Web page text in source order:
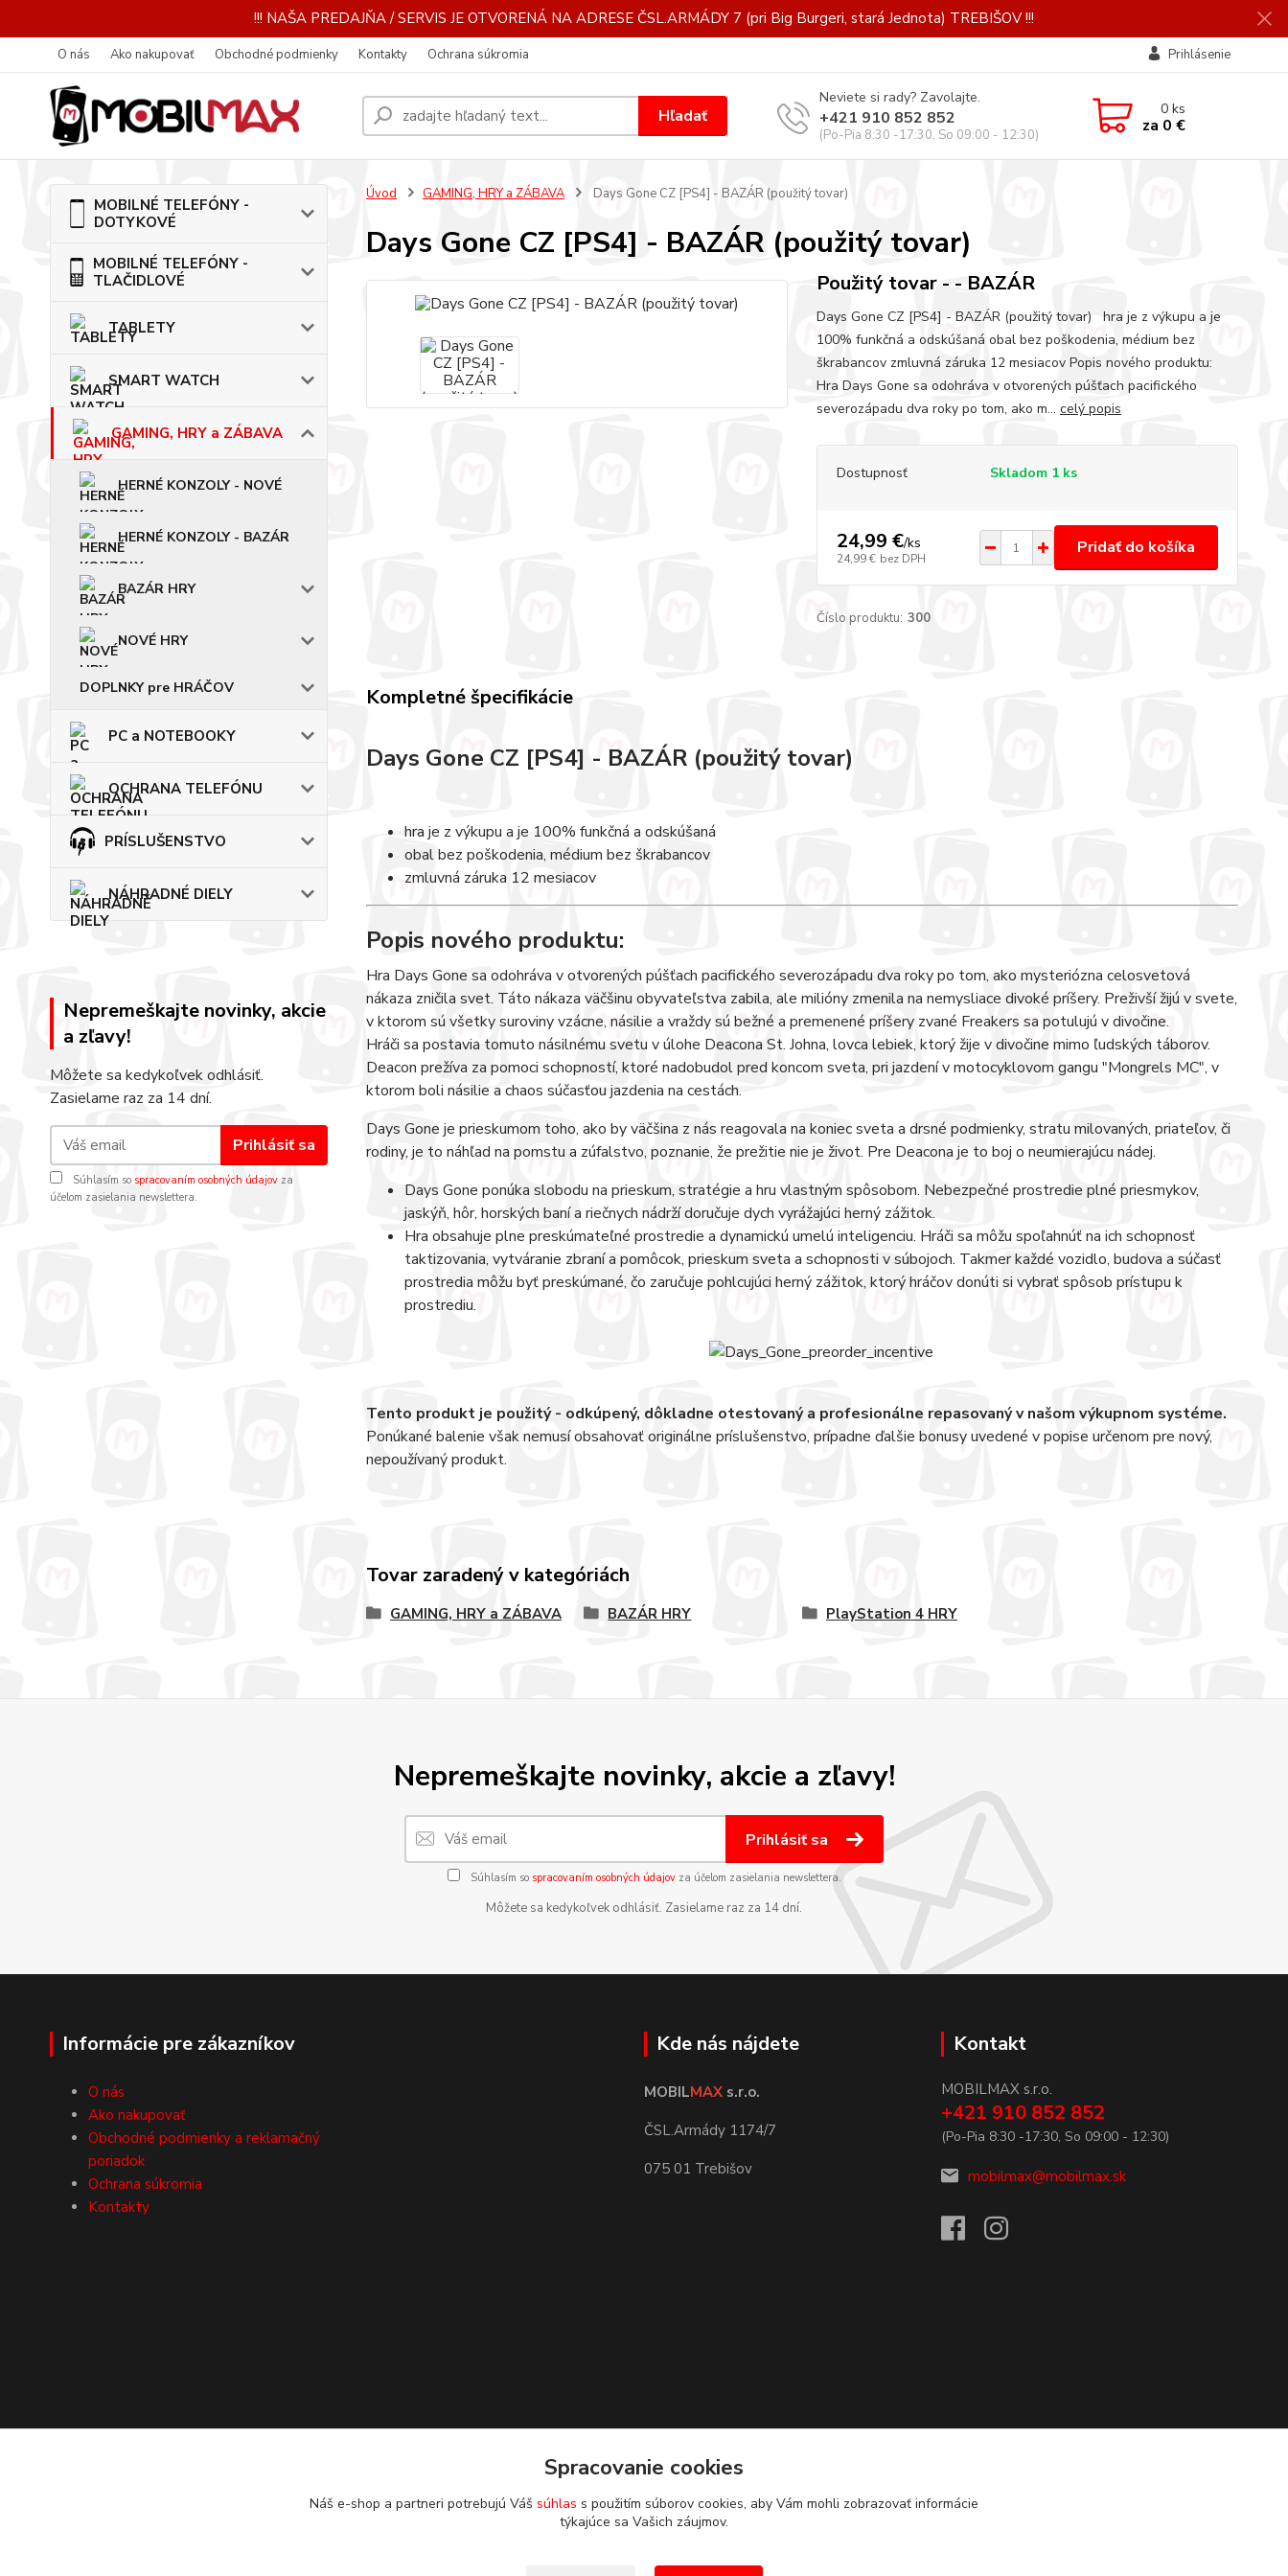
!!! NAŠA PREDAJŇA / SERVIS JE OTVORENÁ NA ADRESE ČSL.ARMÁDY 7 (pri Big Burgeri, stará Jednota) TREBIŠOV !!!
O nás Ako nakupovať Obchodné podmienky Kontakty Ochrana súkromia Prihlásenie
Hľadať
Neviete si rady? Zavolajte.
+421 910 852 852
(Po-Pia 8:30 -17:30, So 09:00 - 12:30)
0ks
za 0 €
MOBILNÉ TELEFÓNY -
DOTYKOVÉ
MOBILNÉ TELEFÓNY -
TLAČIDLOVÉ
TABLETY
SMART WATCH
GAMING, HRY a ZÁBAVA
HERNÉ KONZOLY - NOVÉ
HERNÉ KONZOLY - BAZÁR
BAZÁR HRY
NOVÉ HRY
DOPLNKY pre HRÁČOV
PC a NOTEBOOKY
OCHRANA TELEFÓNU
PRÍSLUŠENSTVO
NÁHRADNÉ DIELY
Nepremeškajte novinky, akcie
a zľavy!
Môžete sa kedykoľvek odhlásiť.
Zasielame raz za 14 dní.
Prihlásiť sa
Súhlasím so spracovaním osobných údajov za
účelom zasielania newslettera.
Úvod GAMING, HRY a ZÁBAVA Days Gone CZ [PS4] - BAZÁR (použitý tovar)
Days Gone CZ [PS4] - BAZÁR (použitý tovar)
Použitý tovar - - BAZÁR
Days Gone CZ [PS4] - BAZÁR (použitý tovar) hra je z výkupu a je
100% funkčná a odskúšaná obal bez poškodenia, médium bez
škrabancov zmluvná záruka 12 mesiacov Popis nového produktu:
Hra Days Gone sa odohráva v otvorených púšťach pacifického
severozápadu dva roky po tom, ako m... celý popis
Dostupnosť Skladom 1 ks
24,99 €/ks
24,99 € bez DPH
Pridať do košíka
Číslo produktu: 300
Kompletné špecifikácie
Days Gone CZ [PS4] - BAZÁR (použitý tovar)
hra je z výkupu a je 100% funkčná a odskúšaná
obal bez poškodenia, médium bez škrabancov
zmluvná záruka 12 mesiacov
Popis nového produktu:
Hra Days Gone sa odohráva v otvorených púšťach pacifického severozápadu dva roky po tom, ako mysteriózna celosvetová
nákaza zničila svet. Táto nákaza väčšinu obyvateľstva zabila, ale milióny zmenila na nemysliace divoké príšery. Preživší žijú v svete,
v ktorom sú všetky suroviny vzácne, násilie a vraždy sú bežné a premenené príšery zvané Freakers sa potulujú v divočine.
Hráči sa postavia tomuto násilnému svetu v úlohe Deacona St. Johna, lovca lebiek, ktorý žije v divočine mimo ľudských táborov.
Deacon prežíva za pomoci schopností, ktoré nadobudol pred koncom sveta, pri jazdení v motocyklovom gangu "Mongrels MC", v
ktorom boli násilie a chaos súčasťou jazdenia na cestách.
Days Gone je prieskumom toho, ako by väčšina z nás reagovala na koniec sveta a drsné podmienky, stratu milovaných, priateľov, či
rodiny, je to náhľad na pomstu a zúfalstvo, poznanie, že prežitie nie je život. Pre Deacona je to boj o neumierajúcu nádej.
Days Gone ponúka slobodu na prieskum, stratégie a hru vlastným spôsobom. Nebezpečné prostredie plné priesmykov,
jaskýň, hôr, horských baní a riečnych nádrží doručuje dych vyrážajúci herný zážitok.
Hra obsahuje plne preskúmateľné prostredie a dynamickú umelú inteligenciu. Hráči sa môžu spoľahnúť na ich schopnosť
taktizovania, vytváranie zbraní a pomôcok, prieskum sveta a schopnosti v súbojoch. Takmer každé vozidlo, budova a súčasť
prostredia môžu byť preskúmané, čo zaručuje pohlcujúci herný zážitok, ktorý hráčov donúti si vybrať spôsob prístupu k
prostrediu.
Tento produkt je použitý - odkúpený, dôkladne otestovaný a profesionálne repasovaný v našom výkupnom systéme.
Ponúkané balenie však nemusí obsahovať originálne príslušenstvo, prípadne ďalšie bonusy uvedené v popise určenom pre nový,
nepoužívaný produkt.
Tovar zaradený v kategóriách
GAMING, HRY a ZÁBAVA BAZÁR HRY PlayStation 4 HRY
Nepremeškajte novinky, akcie a zľavy!
Prihlásiť sa
Súhlasím so spracovaním osobných údajovza účelom zasielania newslettera.
Môžete sa kedykoľvek odhlásiť. Zasielame raz za 14 dní.
Informácie pre zákazníkov
O nás
Ako nakupovať
Obchodné podmienky a reklamačný
poriadok
Ochrana súkromia
Kontakty
Kde nás nájdete
MOBILMAX s.r.o.
ČSL.Armády 1174/7
075 01 Trebišov
Kontakt
MOBILMAX s.r.o.
+421 910 852 852
(Po-Pia 8:30 -17:30, So 09:00 - 12:30)
mobilmax@mobilmax.sk
Spracovanie cookies
Náš e-shop a partneri potrebujú Váš súhlas s použitím súborov cookies, aby Vám mohli zobrazovať informácie
týkajúce sa Vašich záujmov.